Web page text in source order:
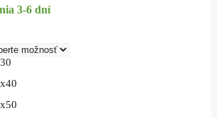
46,40 €
3-6 dní